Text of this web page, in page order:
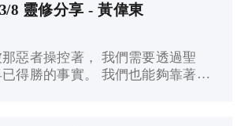
8 靈修分享 - 黃偉東
惡者操控著， 我們需要透過聖
得勝的事實。 我們也能夠靠著祂